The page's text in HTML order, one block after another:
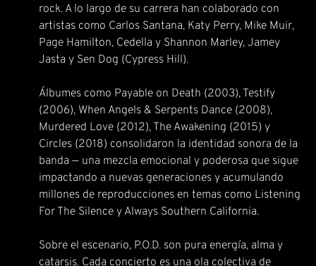
rock. A lo largo de su carrera han colaborado con
artistas como Carlos Santana, Katy Perry, Mike Muir,
Page Hamilton, Cedella y Shannon Marley, Jamey
Jasta y Sen Dog (Cypress Hill).
Álbumes como Payable on Death (2003), Testify
(2006), When Angels & Serpents Dance (2008),
Murdered Love (2012), The Awakening (2015) y
Circles (2018) consolidaron la identidad sonora de la
banda — una mezcla emocional y poderosa que sigue
impactando a nuevas generaciones y acumulando
millones de reproducciones en temas como Listening
For The Silence y Always Southern California.
Sobre el escenario, P.O.D. son pura energía, alma y
catarsis. Cada concierto es una ola colectiva de